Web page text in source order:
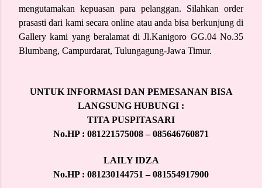
mengutamakan kepuasan para pelanggan. Silahkan order
prasasti dari kami secara online atau anda bisa berkunjung di
Gallery kami yang beralamat di Jl.Kanigoro GG.04 No.35
Blumbang, Campurdarat, Tulungagung-Jawa Timur.
UNTUK INFORMASI DAN PEMESANAN BISA
LANGSUNG HUBUNGI :
TITA PUSPITASARI
No.HP : 081221575008 – 085646760871
LAILY IDZA
No.HP : 081230144751 – 081554917900